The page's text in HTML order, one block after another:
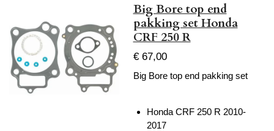
Big Bore top end
pakking set Honda
CRF 250 R
€ 67,00
Big Bore top end pakking set
Honda CRF 250 R 2010-
2017